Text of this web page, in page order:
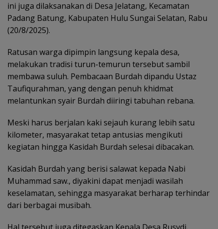
ini juga dilaksanakan di Desa Jelatang, Kecamatan
Padang Batung, Kabupaten Hulu Sungai Selatan, Rabu
(20/8/2025).
Ratusan warga dipimpin langsung kepala desa,
melakukan tradisi turun-temurun tersebut sambil
membawa suluh. Pembacaan Burdah dipandu Ustaz
Taufiqurahman, yang dengan penuh khidmat
melantunkan syair Burdah diiringi tabuhan rebana.
Meski harus berjalan kaki sejauh kurang lebih satu
kilometer, masyarakat tetap antusias mengikuti
kegiatan hingga Kasidah Burdah selesai dibacakan.
Kasidah Burdah yang berisi salawat kepada Nabi
Muhammad saw., diyakini dapat menjadi wasilah
keselamatan, sehingga masyarakat berharap terhindar
dari berbagai musibah.